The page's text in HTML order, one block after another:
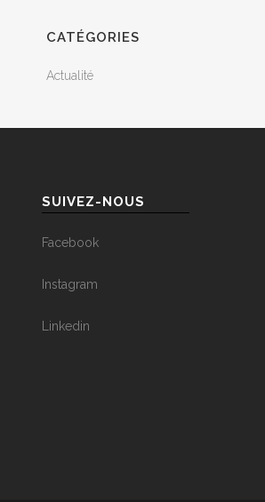
CATÉGORIES
Actualité
SUIVEZ-NOUS
Facebook
Instagram
Linkedin